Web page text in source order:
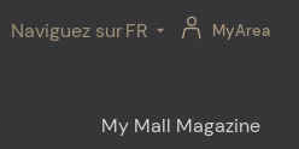
Naviguez surFR MyArea
My Mall Magazine